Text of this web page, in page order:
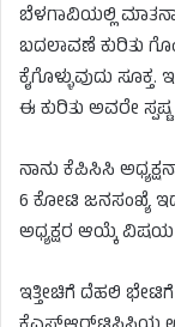
ಬೆಳಗಾವಿಯಲ್ಲಿ
ಬದಲಾವಣೆ ಕುರಿತು
ಕೈಗೊಳ್ಳುವುದು
ಈ ಕುರಿತು ಅವರೇ
ನಾನು ಕೆಪಿಸಿಸಿ
6 ಕೋಟಿ ಜನಸಂಖ್ಯೆ
ಅಧ್ಯಕ್ಷರ ಆಯ್ಕೆ ವಿಷಯ
ಇತ್ತೀಚಿಗೆ ದೆಹಲಿ